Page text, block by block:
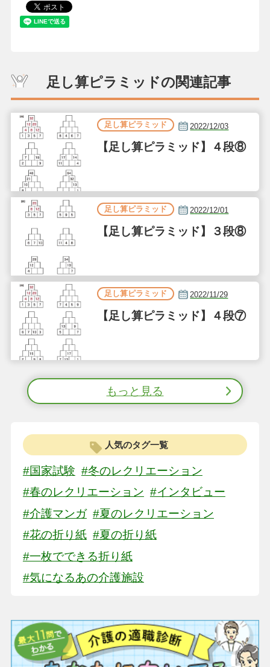
足し算ピラミッドの関連記事
足し算ピラミッド 2022/12/03
【足し算ピラミッド】４段⑧
足し算ピラミッド 2022/12/01
【足し算ピラミッド】３段⑧
足し算ピラミッド 2022/11/29
【足し算ピラミッド】４段⑦
もっと見る
人気のタグ一覧
#国家試験 #冬のレクリエーション
#春のレクリエーション #インタビュー
#介護マンガ #夏のレクリエーション
#花の折り紙 #夏の折り紙
#一枚でできる折り紙
#気になるあの介護施設